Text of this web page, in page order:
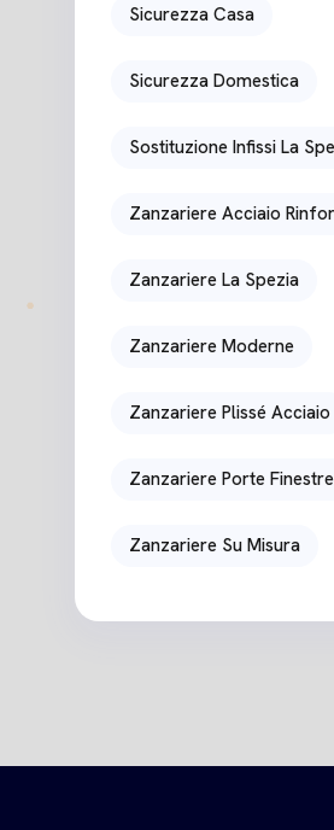
Sicurezza Casa
Sicurezza Domestica
Sostituzione Infissi La
Zanzariere Acciaio
Zanzariere La Spezia
Zanzariere Moderne
Zanzariere Plissé Acciaio
Zanzariere Porte Finestre
Zanzariere Su Misura